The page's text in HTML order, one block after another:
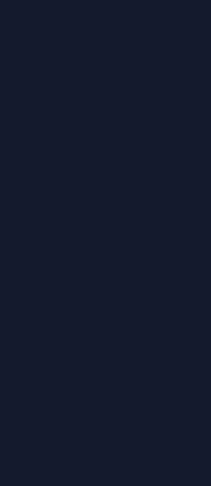
2 этаж